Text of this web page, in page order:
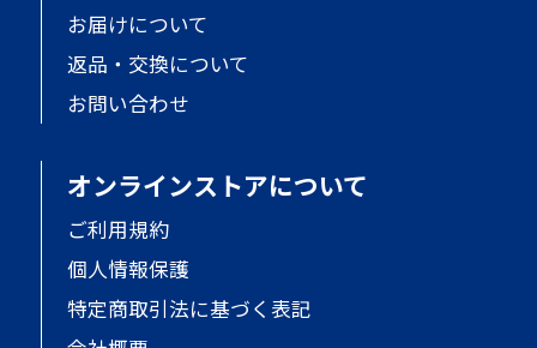
お届けについて
返品・交換について
お問い合わせ
オンラインストアについて
ご利用規約
個人情報保護
特定商取引法に基づく表記